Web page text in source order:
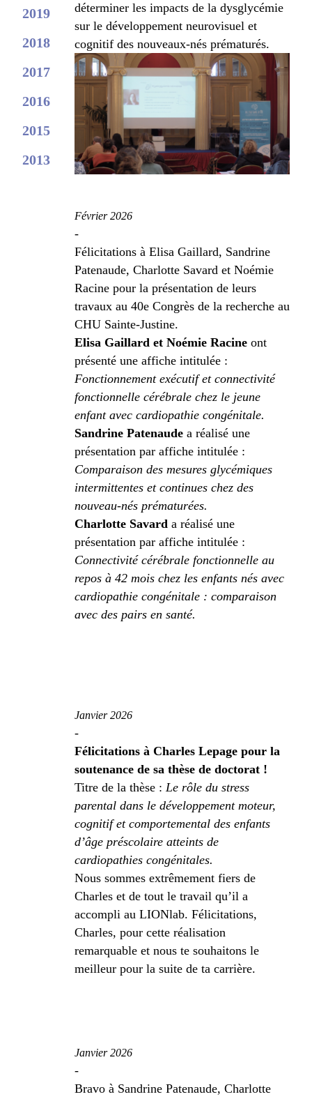
2019
2018
2017
2016
2015
2013
déterminer les impacts de la dysglycémie
sur le développement neurovisuel et
cognitif des nouveaux-nés prématurés.
Février 2026
-
Félicitations à Elisa Gaillard, Sandrine
Patenaude, Charlotte Savard et Noémie
Racine pour la présentation de leurs
travaux au 40e Congrès de la recherche au
CHU Sainte-Justine.
Elisa Gaillard et Noémie Racine ont
présenté une affiche intitulée :
Fonctionnement exécutif et connectivité
fonctionnelle cérébrale chez le jeune
enfant avec cardiopathie congénitale.
Sandrine Patenaude a réalisé une
présentation par affiche intitulée :
Comparaison des mesures glycémiques
intermittentes et continues chez des
nouveau-nés prématurées.
Charlotte Savard a réalisé une
présentation par affiche intitulée :
Connectivité cérébrale fonctionnelle au
repos à 42 mois chez les enfants nés avec
cardiopathie congénitale : comparaison
avec des pairs en santé.
Janvier 2026
-
Félicitations à Charles Lepage pour la
soutenance de sa thèse de doctorat !
Titre de la thèse : Le rôle du stress
parental dans le développement moteur,
cognitif et comportemental des enfants
d’âge préscolaire atteints de
cardiopathies congénitales.
Nous sommes extrêmement fiers de
Charles et de tout le travail qu’il a
accompli au LIONlab. Félicitations,
Charles, pour cette réalisation
remarquable et nous te souhaitons le
meilleur pour la suite de ta carrière.
Janvier 2026
-
Bravo à Sandrine Patenaude, Charlotte